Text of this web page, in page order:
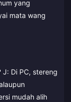
yang
mata wang
J: Di PC, stereng
mudah alih